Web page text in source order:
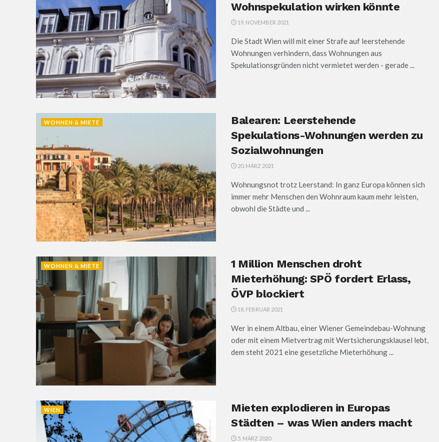
Wohnspekulation wirken könnte
19. NOVEMBER 2021
Die Stadt Wien will mit einer Strafe auf leerstehende
Wohnungen verhindern, dass Wohnungen aus
Spekulationsgründen nicht vermietet werden - gerade ...
WOHNEN & MIETE
Balearen: Leerstehende
Spekulations-Wohnungen werden zu
Sozialwohnungen
20. MÄRZ 2021
Wohnungsnot trotz Leerstand: In ganz Europa können sich
immer mehr Menschen den Wohnraum kaum mehr leisten,
obwohl die Städte und ...
WOHNEN & MIETE
1 Million Menschen droht
Mieterhöhung: SPÖ fordert Erlass,
ÖVP blockiert
18. FEBRUAR 2021
Wer in einem Altbau, einer Wiener Gemeindebau-Wohnung
oder mit einem Mietvertrag mit Wertsicherungsklausel lebt,
dem steht 2021 eine gesetzliche Mieterhöhung ...
WIEN
Mieten explodieren in Europas
Städten – was Wien anders macht
5. MÄRZ 2020